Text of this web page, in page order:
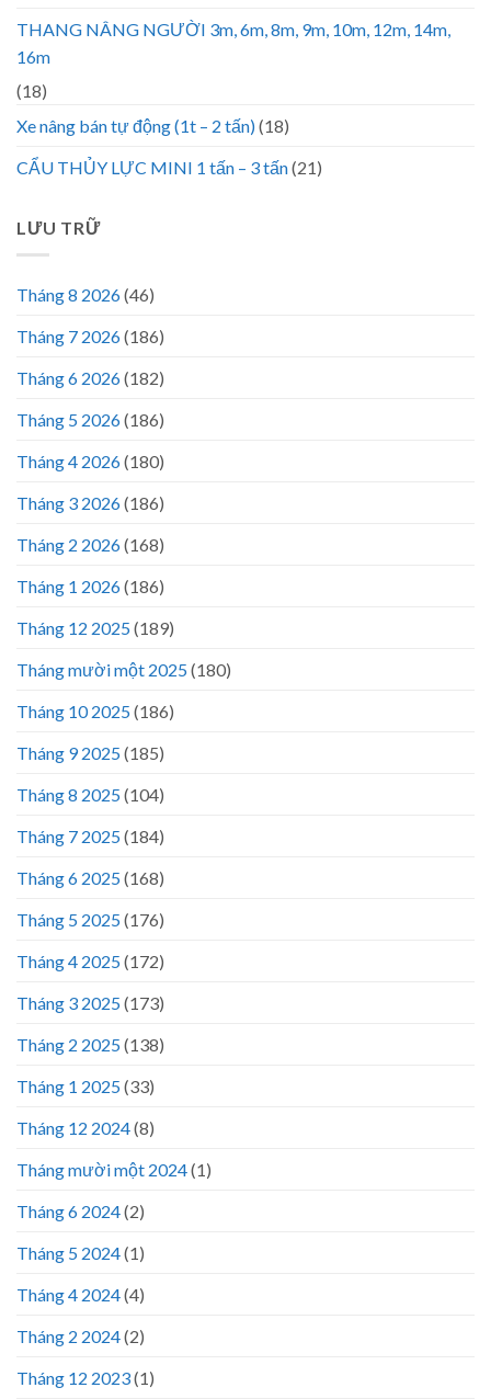
THANG NÂNG NGƯỜI 3m, 6m, 8m, 9m, 10m, 12m, 14m,
16m
(18)
Xe nâng bán tự động (1t – 2 tấn)(18)
CẨU THỦY LỰC MINI 1 tấn – 3 tấn(21)
LƯU TRỮ
Tháng 8 2026(46)
Tháng 7 2026(186)
Tháng 6 2026(182)
Tháng 5 2026(186)
Tháng 4 2026(180)
Tháng 3 2026(186)
Tháng 2 2026(168)
Tháng 1 2026(186)
Tháng 12 2025(189)
Tháng mười một 2025(180)
Tháng 10 2025(186)
Tháng 9 2025(185)
Tháng 8 2025(104)
Tháng 7 2025(184)
Tháng 6 2025(168)
Tháng 5 2025(176)
Tháng 4 2025(172)
Tháng 3 2025(173)
Tháng 2 2025(138)
Tháng 1 2025(33)
Tháng 12 2024(8)
Tháng mười một 2024(1)
Tháng 6 2024(2)
Tháng 5 2024(1)
Tháng 4 2024(4)
Tháng 2 2024(2)
Tháng 12 2023(1)